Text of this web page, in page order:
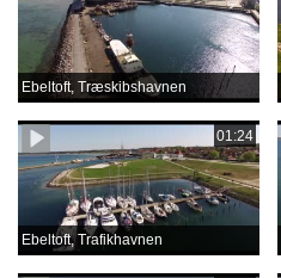
Ebeltoft, Træskibshavnen
01:24
Ebeltoft, Trafikhavnen